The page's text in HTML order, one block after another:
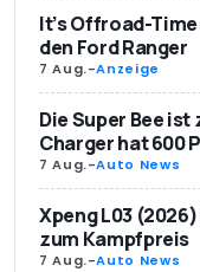
It’s Offroad-
den Ford Ranger
7 Aug.-Anzeige
Die Super Bee
Charger hat 600
7 Aug.-Auto News
Xpeng L03
zum Kampfpreis
7 Aug.-Auto News